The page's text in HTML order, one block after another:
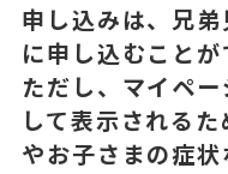
申し込みは、兄
に申し込むことが
ただし、マイペ
して表示される
やお子さまの症